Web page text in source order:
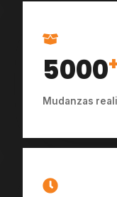
5000+
Mudanzas